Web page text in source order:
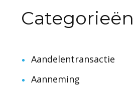
Categorieën
Aandelentransactie
Aanneming